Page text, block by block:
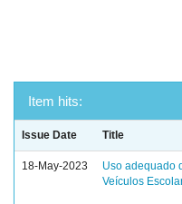
Item hits:
Issue Date Title
18-May-2023
Uso adequado
Veículos